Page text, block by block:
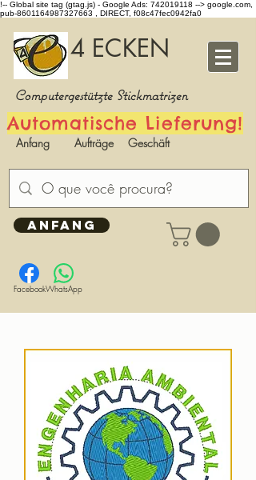
!-- Global site tag (gtag.js) - Google Ads: 742019118 --> google.com,
pub-8601164987327663 , DIRECT, f08c47fec0942fa0
4 ECKEN
Computergestützte Stickmatrizen
Automatische Lieferung!
Anfang Aufträge Geschäft
ANFANG
FacebookWhatsApp